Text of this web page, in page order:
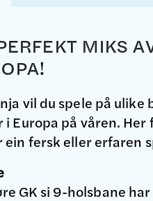
MIKS
vil du spele på
Europa på våren.
ein fersk eller erfaren
GK si 9-holsbane